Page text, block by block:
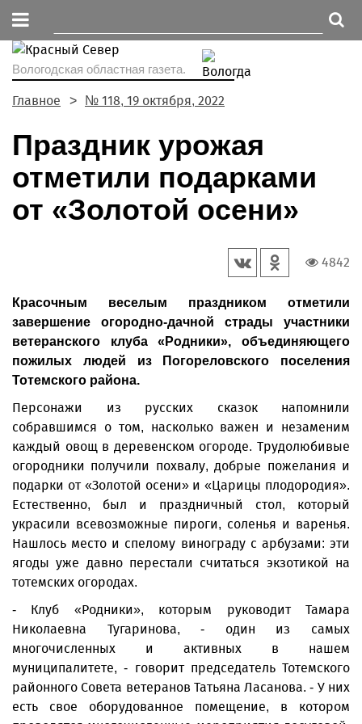
Вологодская областная газета.
Главное № 118, 19 октября, 2022
Праздник урожая
отметили подарками
от «Золотой осени»
4842
Красочным веселым праздником отметили
завершение огородно-дачной страды участники
ветеранского клуба «Родники», объединяющего
пожилых людей из Погореловского поселения
Тотемского района.
Персонажи из русских сказок напомнили
собравшимся о том, насколько важен и незаменим
каждый овощ в деревенском огороде. Трудолюбивые
огородники получили похвалу, добрые пожелания и
подарки от «Золотой осени» и «Царицы плодородия».
Естественно, был и праздничный стол, который
украсили всевозможные пироги, соленья и варенья.
Нашлось место и спелому винограду с арбузами: эти
ягоды уже давно перестали считаться экзотикой на
тотемских огородах.
- Клуб «Родники», которым руководит Тамара
Николаевна Тугаринова, - один из самых
многочисленных и активных в нашем
муниципалитете, - говорит председатель Тотемского
районного Совета ветеранов Татьяна Ласанова. - У них
есть свое оборудованное помещение, в котором